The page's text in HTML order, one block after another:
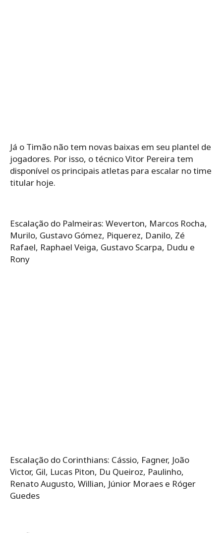
Já o Timão não tem novas baixas em seu plantel de
jogadores. Por isso, o técnico Vitor Pereira tem
disponível os principais atletas para escalar no time
titular hoje.
Escalação do Palmeiras:​ Weverton, Marcos Rocha,
Murilo, Gustavo Gómez, Piquerez, Danilo, Zé
Rafael, Raphael Veiga, Gustavo Scarpa, Dudu e
Rony
Escalação do Corinthians: Cássio, Fagner, João
Victor, Gil, Lucas Piton, Du Queiroz, Paulinho,
Renato Augusto, Willian, Júnior Moraes e Róger
Guedes